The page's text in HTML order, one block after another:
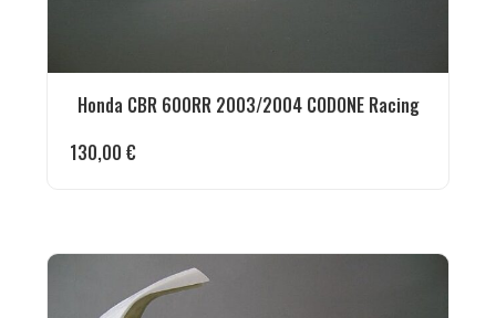
Honda CBR 600RR 2003/2004 CODONE Racing
130,00 €